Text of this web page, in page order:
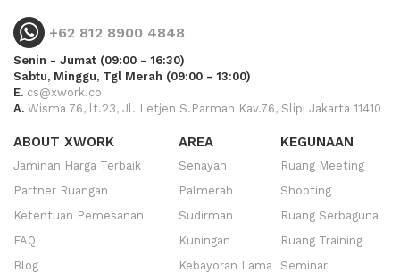
+62 812 8900 4848
Senin - Jumat (09:00 - 16:30)
Sabtu, Minggu, Tgl Merah (09:00 - 13:00)
E. cs@xwork.co
A. Wisma 76, lt.23, Jl. Letjen S.Parman Kav.76, Slipi Jakarta 11410
ABOUT XWORK
Jaminan Harga Terbaik
Partner Ruangan
Ketentuan Pemesanan
FAQ
Blog
AREA
Senayan
Palmerah
Sudirman
Kuningan
Kebayoran Lama
KEGUNAAN
Ruang Meeting
Shooting
Ruang Serbaguna
Ruang Training
Seminar